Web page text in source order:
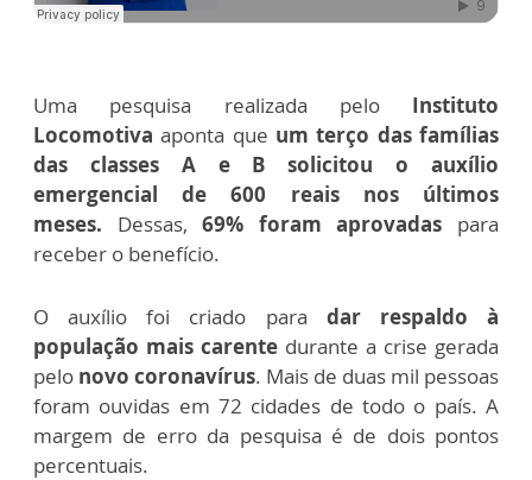
Uma pesquisa realizada pelo Instituto
Locomotiva aponta que um terço das famílias
das classes A e B solicitou o auxílio
emergencial de 600 reais nos últimos
meses. Dessas,69% foram aprovadas para
receber o benefício.
O auxílio foi criado para dar respaldo à
população mais carente durante a crise gerada
pelo novo coronavírus. Mais de duas mil pessoas
foram ouvidas em 72 cidades de todo o país. A
margem de erro da pesquisa é de dois pontos
percentuais.